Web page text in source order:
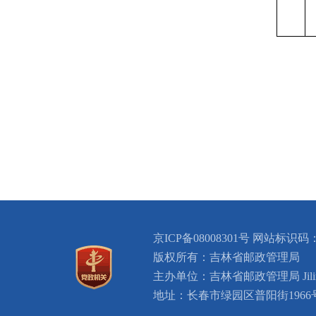
京ICP备08008301号 网站标识码
版权所有：吉林省邮政管理局
主办单位：吉林省邮政管理局
地址：长春市绿园区普阳街1966